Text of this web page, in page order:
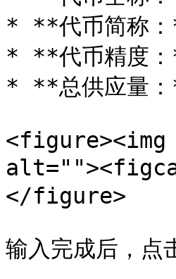
* **代币简称
* **代币精度：
* **总供应量：
<figure><img
</figure>
输入完成后，点